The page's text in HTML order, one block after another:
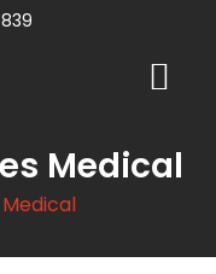
Medical
Medical